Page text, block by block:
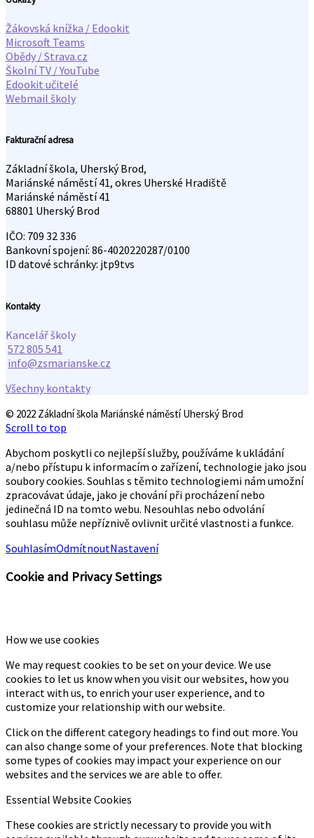
Žákovská knížka / Edookit
Microsoft Teams
Obědy / Strava.cz
Školní TV / YouTube
Edookit učitelé
Webmail školy
Fakturační adresa
Základní škola, Uherský Brod,
Mariánské náměstí 41, okres Uherské Hradiště
Mariánské náměstí 41
68801 Uherský Brod
IČO: 709 32 336
Bankovní spojení: 86-4020220287/0100
ID datové schránky: jtp9tvs
Kontakty
Kancelář školy
572 805 541
info@zsmarianske.cz
Všechny kontakty
© 2022 Základní škola Mariánské náměstí Uherský Brod
Scroll to top
Abychom poskytli co nejlepší služby, používáme k ukládání
a/nebo přístupu k informacím o zařízení, technologie jako jsou
soubory cookies. Souhlas s těmito technologiemi nám umožní
zpracovávat údaje, jako je chování při procházení nebo
jedinečná ID na tomto webu. Nesouhlas nebo odvolání
souhlasu může nepříznivě ovlivnit určité vlastnosti a funkce.
SouhlasímOdmítnoutNastavení
Cookie and Privacy Settings
How we use cookies
We may request cookies to be set on your device. We use
cookies to let us know when you visit our websites, how you
interact with us, to enrich your user experience, and to
customize your relationship with our website.
Click on the different category headings to find out more. You
can also change some of your preferences. Note that blocking
some types of cookies may impact your experience on our
websites and the services we are able to offer.
Essential Website Cookies
These cookies are strictly necessary to provide you with